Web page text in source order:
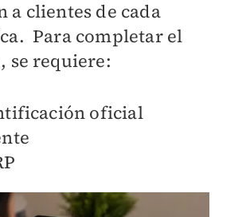
a clientes de cada
Para completar el
se requiere:
oficial